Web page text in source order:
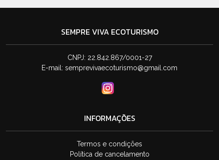
SEMPRE VIVA ECOTURISMO
CNPJ: 22.842.867/0001-27
E-mail: semprevivaecoturismo@gmail.com
INFORMAÇÕES
Termos e condições
Política de cancelamento